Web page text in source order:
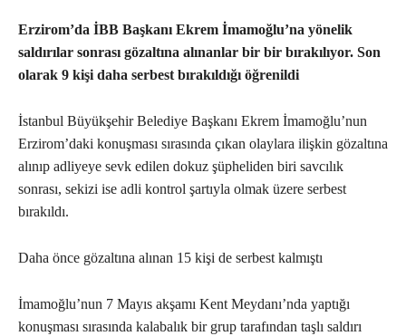
Erzirom’da İBB Başkanı Ekrem İmamoğlu’na yönelik
saldırılar sonrası gözaltına alınanlar bir bir bırakılıyor. Son
olarak 9 kişi daha serbest bırakıldığı öğrenildi
İstanbul Büyükşehir Belediye Başkanı Ekrem İmamoğlu’nun
Erzirom’daki konuşması sırasında çıkan olaylara ilişkin gözaltına
alınıp adliyeye sevk edilen dokuz şüpheliden biri savcılık
sonrası, sekizi ise adli kontrol şartıyla olmak üzere serbest
bırakıldı.
Daha önce gözaltına alınan 15 kişi de serbest kalmıştı
İmamoğlu’nun 7 Mayıs akşamı Kent Meydanı’nda yaptığı
konuşması sırasında kalabalık bir grup tarafından taşlı saldırı